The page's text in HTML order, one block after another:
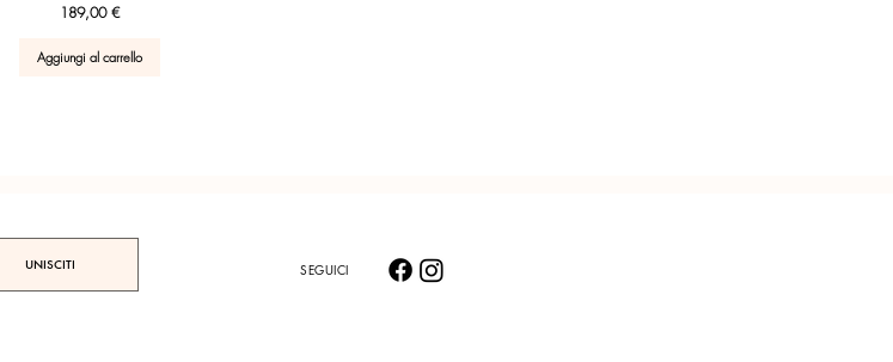
Prezzo
189,00 €
Aggiungi al carrello
UNISCITI SEGUICI